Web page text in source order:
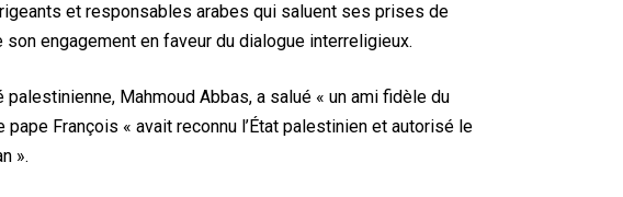
et responsables arabes qui saluent ses prises de
engagement en faveur du dialogue interreligieux.
Mahmoud Abbas, a salué « un ami fidèle du
François « avait reconnu l’État palestinien et autorisé le
».